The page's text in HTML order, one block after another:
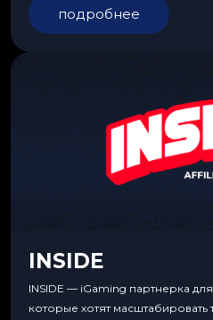
подробнее
INSIDE
INSIDE — iGaming партнерка
которые хотят